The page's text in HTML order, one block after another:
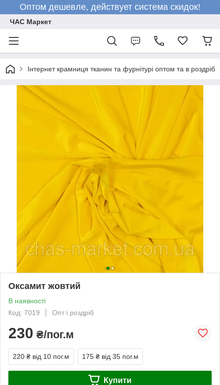
Оптом дешевле, действует система скидок!
ЧАС Маркет
Інтернет крамниця тканин та фурнітурі оптом та в роздріб
Оксамит жовтий
В наявності
Код: 7019
Опт і роздріб
230 ₴/пог.м
220 ₴ від 10 пог.м 175 ₴ від 35 пог.м
Купити